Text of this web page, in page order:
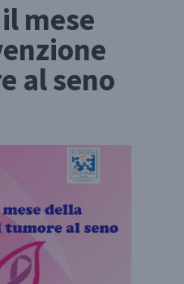
mese
al seno